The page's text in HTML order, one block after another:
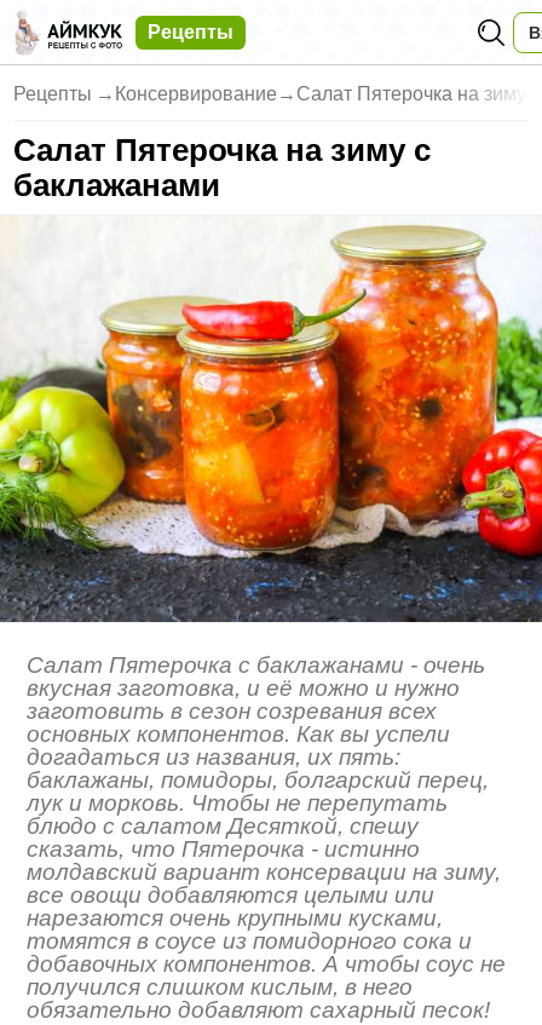
Рецепты
Рецепты → Консервирование → Салат Пятерочка на зиму
Салат Пятерочка на зиму с
баклажанами
Салат Пятерочка с баклажанами - очень
вкусная заготовка, и её можно и нужно
заготовить в сезон созревания всех
основных компонентов. Как вы успели
догадаться из названия, их пять:
баклажаны, помидоры, болгарский перец,
лук и морковь. Чтобы не перепутать
блюдо с салатом Десяткой, спешу
сказать, что Пятерочка - истинно
молдавский вариант консервации на зиму,
все овощи добавляются целыми или
нарезаются очень крупными кусками,
томятся в соусе из помидорного сока и
добавочных компонентов. А чтобы соус не
получился слишком кислым, в него
обязательно добавляют сахарный песок!